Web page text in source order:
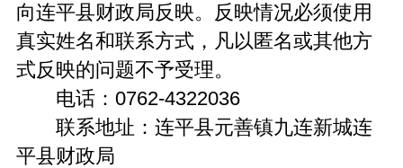
向连平县财政局反映。反映情况必须使用
真实姓名和联系方式，凡以匿名或其他方
式反映的问题不予受理。
电话：0762-4322036
联系地址：连平县元善镇九连新城连
平县财政局